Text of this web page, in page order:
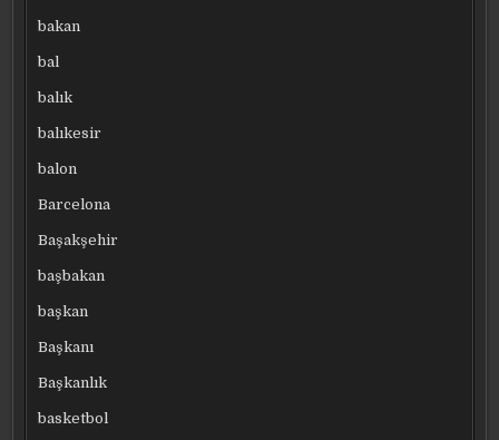
bakan
bal
balık
balıkesir
balon
Barcelona
Başakşehir
başbakan
başkan
Başkanı
Başkanlık
basketbol